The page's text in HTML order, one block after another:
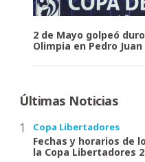
2 de Mayo golpeó
Olimpia en Pedro Juan
Últimas Noticias
Copa Libertadores
Fechas y horarios de
la Copa Libertadores